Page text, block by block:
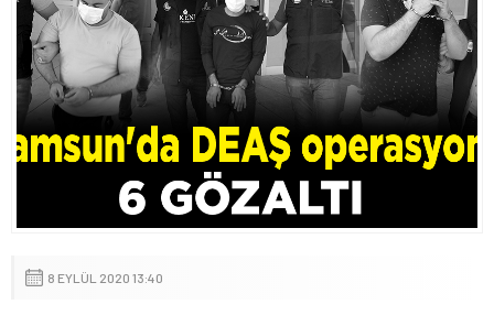
8 EYLÜL 2020 13:40